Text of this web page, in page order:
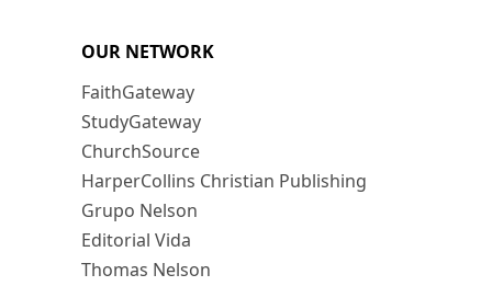
OUR NETWORK
FaithGateway
StudyGateway
ChurchSource
HarperCollins Christian Publishing
Grupo Nelson
Editorial Vida
Thomas Nelson